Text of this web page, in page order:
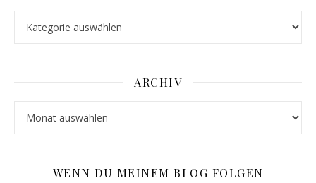
ARCHIV
WENN DU MEINEM BLOG FOLGEN